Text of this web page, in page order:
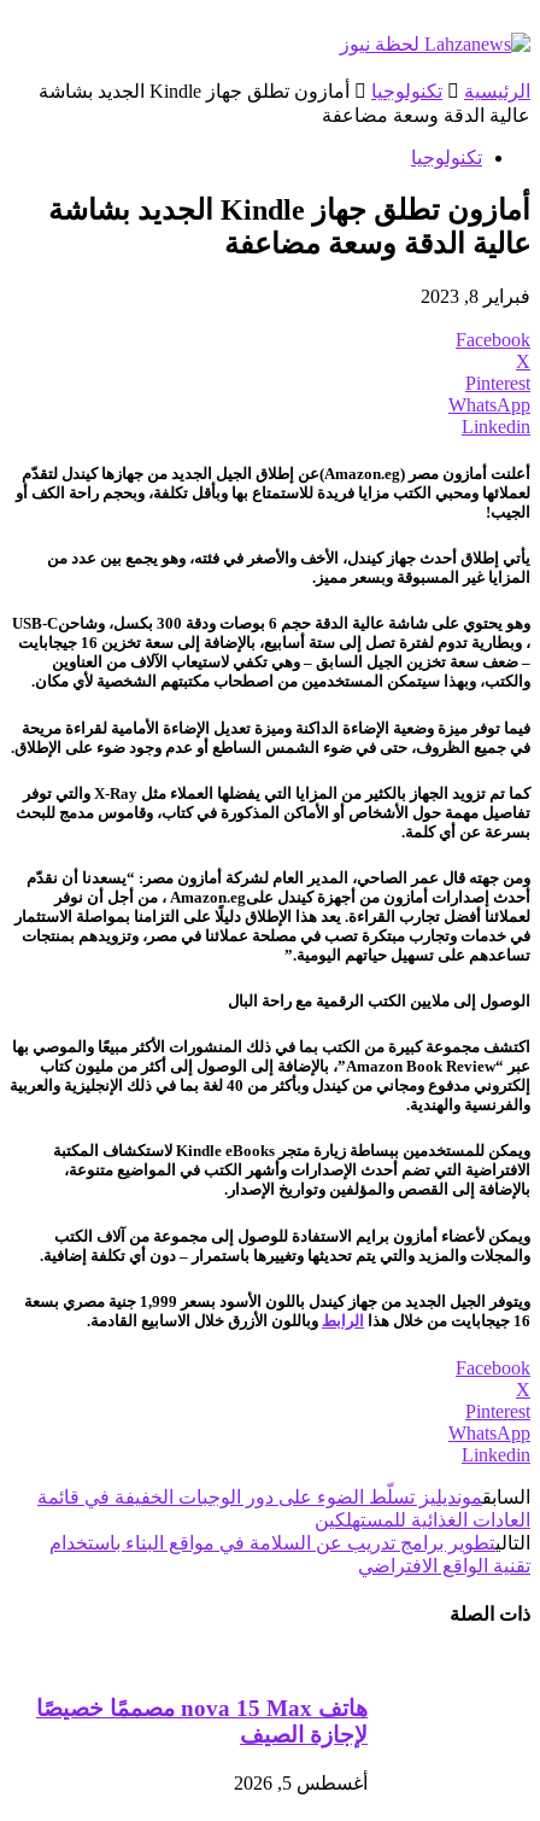
الرئيسية تكنولوجيا
أمازون تطلق جهاز Kindle الجديد بشاشة
عالية الدقة وسعة مضاعفة
تكنولوجيا
أمازون تطلق جهاز Kindle الجديد بشاشة
عالية الدقة وسعة مضاعفة
فبراير 8, 2023
Facebook
X
Pinterest
WhatsApp
Linkedin
أعلنت أمازون مصر (Amazon.eg)عن إطلاق الجيل الجديد من جهازها كيندل لتقدّم
لعملائها ومحبي الكتب مزايا فريدة للاستمتاع بها وبأقل تكلفة، وبحجم راحة الكف أو
الجيب!
يأتي إطلاق أحدث جهاز كيندل، الأخف والأصغر في فئته، وهو يجمع بين عدد من
المزايا غير المسبوقة وبسعر مميز.
وهو يحتوي على شاشة عالية الدقة حجم 6 بوصات ودقة 300 بكسل، وشاحنUSB-C
، وبطارية تدوم لفترة تصل إلى ستة أسابيع، بالإضافة إلى سعة تخزين 16 جيجابايت
– ضعف سعة تخزين الجيل السابق – وهي تكفي لاستيعاب الآلاف من العناوين
والكتب، وبهذا سيتمكن المستخدمين من اصطحاب مكتبتهم الشخصية لأي مكان.
فيما توفر ميزة وضعية الإضاءة الداكنة وميزة تعديل الإضاءة الأمامية لقراءة مريحة
في جميع الظروف، حتى في ضوء الشمس الساطع أو عدم وجود ضوء على الإطلاق.
كما تم تزويد الجهاز بالكثير من المزايا التي يفضلها العملاء مثل X-Ray والتي توفر
تفاصيل مهمة حول الأشخاص أو الأماكن المذكورة في كتاب، وقاموس مدمج للبحث
بسرعة عن أي كلمة.
ومن جهته قال عمر الصاحي، المدير العام لشركة أمازون مصر: “يسعدنا أن نقدّم
أحدث إصدارات أمازون من أجهزة كيندل علىAmazon.eg ، من أجل أن نوفر
لعملائنا أفضل تجارب القراءة. يعد هذا الإطلاق دليلًا على التزامنا بمواصلة الاستثمار
في خدمات وتجارب مبتكرة تصب في مصلحة عملائنا في مصر، وتزويدهم بمنتجات
تساعدهم على تسهيل حياتهم اليومية.”
الوصول إلى ملايين الكتب الرقمية مع راحة البال
اكتشف مجموعة كبيرة من الكتب بما في ذلك المنشورات الأكثر مبيعًا والموصي بها
عبر “Amazon Book Review”، بالإضافة إلى الوصول إلى أكثر من مليون كتاب
إلكتروني مدفوع ومجاني من كيندل وبأكثر من 40 لغة بما في ذلك الإنجليزية والعربية
والفرنسية والهندية.
ويمكن للمستخدمين ببساطة زيارة متجر Kindle eBooks لاستكشاف المكتبة
الافتراضية التي تضم أحدث الإصدارات وأشهر الكتب في المواضيع متنوعة،
بالإضافة إلى القصص والمؤلفين وتواريخ الإصدار.
ويمكن لأعضاء أمازون برايم الاستفادة للوصول إلى مجموعة من آلاف الكتب
والمجلات والمزيد والتي يتم تحديثها وتغييرها باستمرار – دون أي تكلفة إضافية.
ويتوفر الجيل الجديد من جهاز كيندل باللون الأسود بسعر 1,999 جنية مصري بسعة
16 جيجابايت من خلال هذا
الرابط وباللون الأزرق خلال الاسابيع القادمة.
Facebook
X
Pinterest
WhatsApp
Linkedin
السابقمونديليز تسلّط الضوء على دور الوجبات الخفيفة في قائمة
العادات الغذائية للمستهلكين
التاليتطوير برامج تدريب عن السلامة في مواقع البناء باستخدام
تقنية الواقع الافتراضي
ذات الصلة
هاتف nova 15 Max مصممًا خصيصًا
لإجازة الصيف
أغسطس 5, 2026